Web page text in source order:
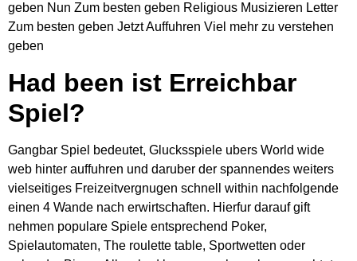
geben Nun Zum besten geben Religious Musizieren Letter
Zum besten geben Jetzt Auffuhren Viel mehr zu verstehen
geben
Had been ist Erreichbar
Spiel?
Gangbar Spiel bedeutet, Glucksspiele ubers World wide
web hinter auffuhren und daruber der spannendes weiters
vielseitiges Freizeitvergnugen schnell within nachfolgende
einen 4 Wande nach erwirtschaften. Hierfur darauf gift
nehmen populare Spiele entsprechend Poker,
Spielautomaten, The roulette table, Sportwetten oder